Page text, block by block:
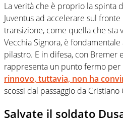
La verità che è proprio la spinta
Juventus ad accelerare sul
transizione, come quella che sta
Vecchia Signora, è
pilastro. E in difesa, con Bremer
rappresenta un punto fermo per
rinnovo, tuttavia, non ha
scossi dal passaggio da
Salvate il soldato